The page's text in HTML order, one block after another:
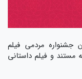
جشنواره مردمی فیلم
مستند و فیلم داستانی